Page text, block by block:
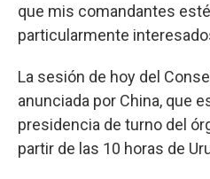
que mis comandantes
particularmente
La sesión de hoy del
anunciada por China, que
presidencia de turno del
partir de las 10 horas de